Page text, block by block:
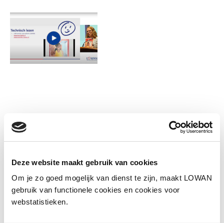
Deze website maakt gebruik van cookies
Om je zo goed mogelijk van dienst te zijn, maakt LOWAN
gebruik van functionele cookies en cookies voor
webstatistieken.
Spreker: Joanne Vuijk
Jaar van uitgave: